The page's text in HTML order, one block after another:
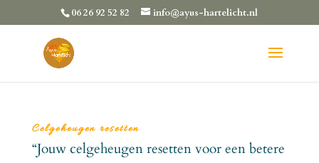
06 26 92 52 82 info@ayus-hartelicht.nl
Celgeheugen resetten
“Jouw celgeheugen resetten voor een betere